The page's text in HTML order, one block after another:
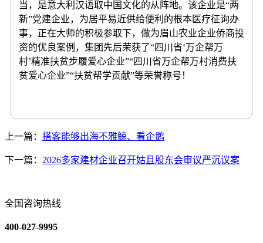
上一篇： 搭客能够出海不雅鲸、看企鹅
下一篇： 2026多家建材企业召开姑且股东会审议严沉议案
全国咨询热线
400-027-9995